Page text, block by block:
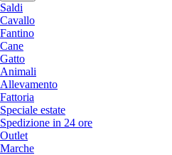
Saldi
Cavallo
Fantino
Cane
Gatto
Animali
Allevamento
Fattoria
Speciale estate
Spedizione in 24 ore
Outlet
Marche